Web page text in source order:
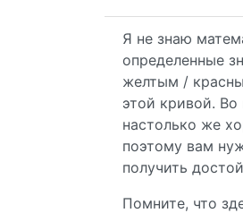
Я не знаю
определенные
желтым /
этой кривой.
настолько же
поэтому вам
получить
Помните, что